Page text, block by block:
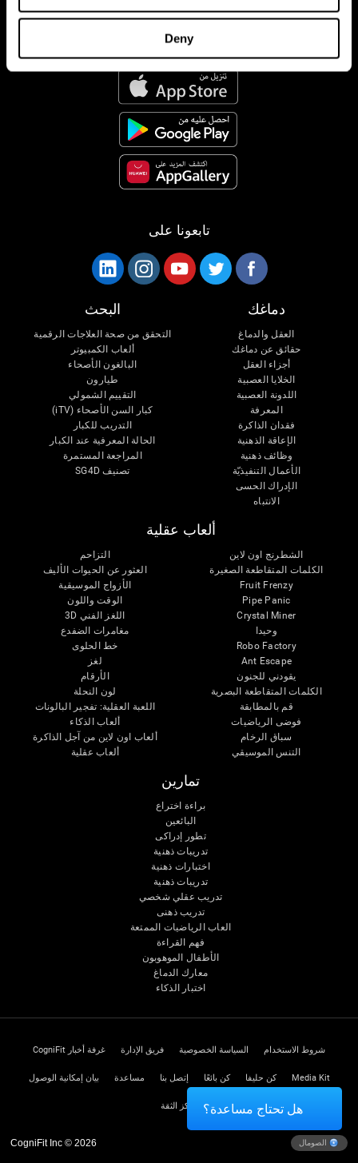
Deny
تطبيق CogniFit
تابعونا على
دماغك
العقل والدماغ
حقائق عن دماغك
أجزاء العقل
الخلايا العصبية
اللدونة العصبية
المعرفة
فقدان الذاكرة
الإعاقة الذهنية
وظائف ذهنية
الأعمال التنفيذيّة
الإدراك الحسى
الانتباه
البحث
التحقق من صحة العلاجات الرقمية
ألعاب الكمبيوتر
البالغون الأصحاء
طيارون
التقييم الشمولي
كبار السن الأصحاء (iTV)
التدريب للكبار
الحالة المعرفية عند الكبار
المراجعة المستمرة
تصنيف SG4D
ألعاب عقلية
الشطرنج اون لاين
الكلمات المتقاطعة الصغيرة
Fruit Frenzy
Pipe Panic
Crystal Miner
وحيدا
Robo Factory
Ant Escape
يقودني للجنون
الكلمات المتقاطعة البصرية
قم بالمطابقة
فوضى الرياضيات
سباق الرخام
التنس الموسيقي
التزاحم
العثور عن الحيوات الأليف
الأزواج الموسيقية
الوقت واللون
اللغز الفني 3D
مغامرات الضفدع
خط الحلوى
لغز
الأرقام
لون النحلة
اللعبة العقلية: تفجير البالونات
ألعاب الذكاء
ألعاب اون لاين من آجل الذاكرة
ألعاب عقلية
تمارين
براءة اختراع
البائعين
تطور إدراكى
تدريبات ذهنية
اختبارات ذهنية
تدريبات ذهنية
تدريب عقلي شخصي
تدريب ذهنى
العاب الرياضيات الممتعة
فهم القراءة
الأطفال الموهوبون
معارك الدماغ
اختبار الذكاء
شروط الاستخدام السياسة الخصوصية فريق الإدارة غرفة أخبار CogniFit
Media Kit كن حليفا كن بائعًا إتصل بنا مساعدة بيان إمكانية الوصول
مركز الثقة
الصومال CogniFit Inc © 2026
هل تحتاج مساعدة؟